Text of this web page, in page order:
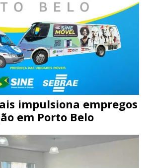
impulsiona empregos
em Porto Belo